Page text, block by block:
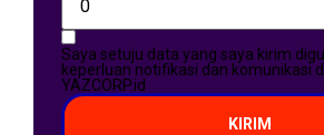
Saya setuju data yang saya kirim
keperluan notifikasi dan komunikasi
YAZCORP.id
KIRIM